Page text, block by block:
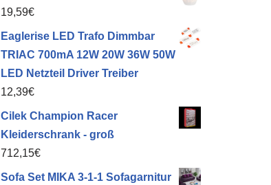
19,59€
Eaglerise LED Trafo Dimmbar
TRIAC 700mA 12W 20W 36W 50W
LED Netzteil Driver Treiber
12,39€
Cilek Champion Racer
Kleiderschrank - groß
712,15€
Sofa Set MIKA 3-1-1 Sofagarnitur